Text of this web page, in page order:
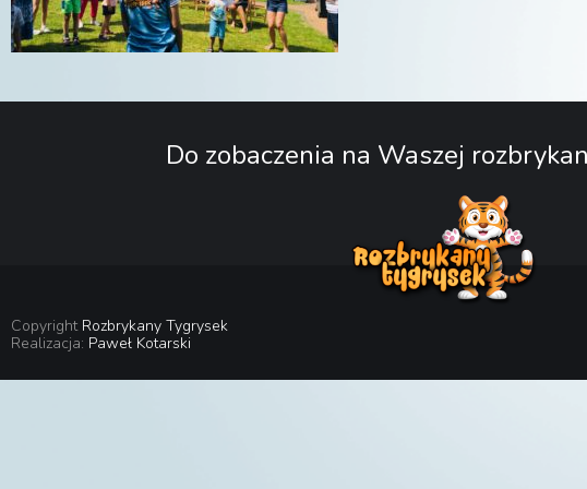
Do zobaczenia na Waszej
Copyright Rozbrykany Tygrysek
Realizacja: Paweł Kotarski